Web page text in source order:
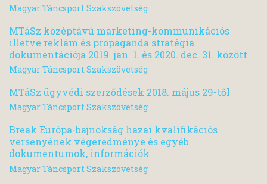
Magyar Táncsport Szakszövetség
MTáSz középtávú marketing-kommunikációs
illetve reklám és propaganda stratégia
dokumentációja 2019. jan. 1. és 2020. dec. 31. között
Magyar Táncsport Szakszövetség
MTáSz ügyvédi szerződések 2018. május 29-től
Magyar Táncsport Szakszövetség
Break Európa-bajnokság hazai kvalifikációs
versenyének végeredménye és egyéb
dokumentumok, információk
Magyar Táncsport Szakszövetség